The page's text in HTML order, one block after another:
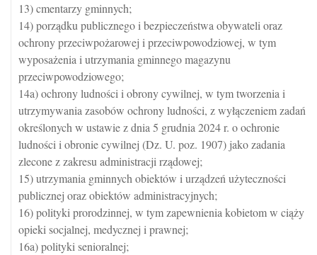
13) cmentarzy gminnych;
14) porządku publicznego i bezpieczeństwa obywateli oraz
ochrony przeciwpożarowej i przeciwpowodziowej, w tym
wyposażenia i utrzymania gminnego magazynu
przeciwpowodziowego;
14a) ochrony ludności i obrony cywilnej, w tym tworzenia i
utrzymywania zasobów ochrony ludności, z wyłączeniem zadań
określonych w ustawie z dnia 5 grudnia 2024 r. o ochronie
ludności i obronie cywilnej (Dz. U. poz. 1907) jako zadania
zlecone z zakresu administracji rządowej;
15) utrzymania gminnych obiektów i urządzeń użyteczności
publicznej oraz obiektów administracyjnych;
16) polityki prorodzinnej, w tym zapewnienia kobietom w ciąży
opieki socjalnej, medycznej i prawnej;
16a) polityki senioralnej;